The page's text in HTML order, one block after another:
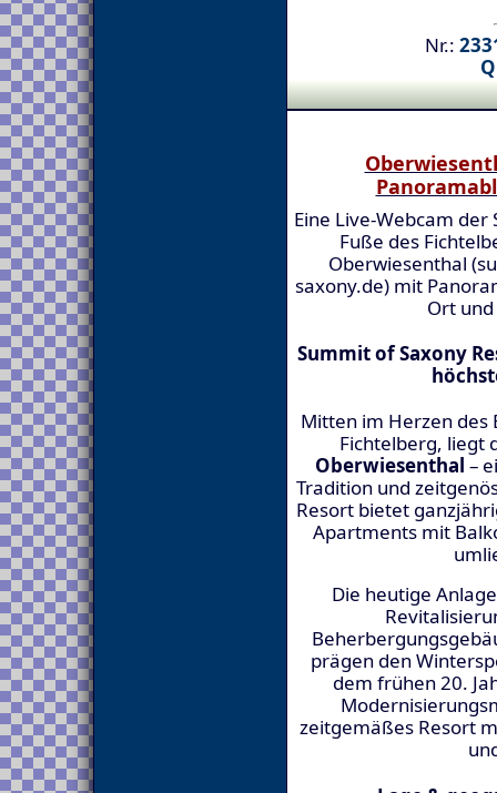
Nr.:
Eine Live-Webcam der
Fuße des
Oberwiesenthal
saxony.de) mit
Ort
Summit of Saxony
Mitten im Herzen des
Fichtelberg, liegt
Oberwiesenthal –
Tradition und
Resort bietet
Apartments mit
Die heutige
prägen den
dem frühen 20.
zeitgemäßes Resort